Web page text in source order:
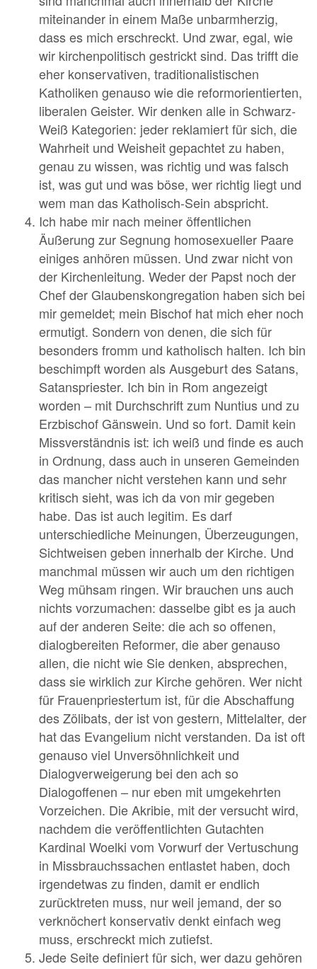
miteinander in einem Maße unbarmherzig,
dass es mich erschreckt. Und zwar, egal, wie
wir kirchenpolitisch gestrickt sind. Das trifft die
eher konservativen, traditionalistischen
Katholiken genauso wie die reformorientierten,
liberalen Geister. Wir denken alle in Schwarz-
Weiß Kategorien: jeder reklamiert für sich, die
Wahrheit und Weisheit gepachtet zu haben,
genau zu wissen, was richtig und was falsch
ist, was gut und was böse, wer richtig liegt und
wem man das Katholisch-Sein abspricht.
Ich habe mir nach meiner öffentlichen
Äußerung zur Segnung homosexueller Paare
einiges anhören müssen. Und zwar nicht von
der Kirchenleitung. Weder der Papst noch der
Chef der Glaubenskongregation haben sich bei
mir gemeldet; mein Bischof hat mich eher noch
ermutigt. Sondern von denen, die sich für
besonders fromm und katholisch halten. Ich bin
beschimpft worden als Ausgeburt des Satans,
Satanspriester. Ich bin in Rom angezeigt
worden – mit Durchschrift zum Nuntius und zu
Erzbischof Gänswein. Und so fort. Damit kein
Missverständnis ist: ich weiß und finde es auch
in Ordnung, dass auch in unseren Gemeinden
das mancher nicht verstehen kann und sehr
kritisch sieht, was ich da von mir gegeben
habe. Das ist auch legitim. Es darf
unterschiedliche Meinungen, Überzeugungen,
Sichtweisen geben innerhalb der Kirche. Und
manchmal müssen wir auch um den richtigen
Weg mühsam ringen. Wir brauchen uns auch
nichts vorzumachen: dasselbe gibt es ja auch
auf der anderen Seite: die ach so offenen,
dialogbereiten Reformer, die aber genauso
allen, die nicht wie Sie denken, absprechen,
dass sie wirklich zur Kirche gehören. Wer nicht
für Frauenpriestertum ist, für die Abschaffung
des Zölibats, der ist von gestern, Mittelalter, der
hat das Evangelium nicht verstanden. Da ist oft
genauso viel Unversöhnlichkeit und
Dialogverweigerung bei den ach so
Dialogoffenen – nur eben mit umgekehrten
Vorzeichen. Die Akribie, mit der versucht wird,
nachdem die veröffentlichten Gutachten
Kardinal Woelki vom Vorwurf der Vertuschung
in Missbrauchssachen entlastet haben, doch
irgendetwas zu finden, damit er endlich
zurücktreten muss, nur weil jemand, der so
verknöchert konservativ denkt einfach weg
muss, erschreckt mich zutiefst.
Jede Seite definiert für sich, wer dazu gehören